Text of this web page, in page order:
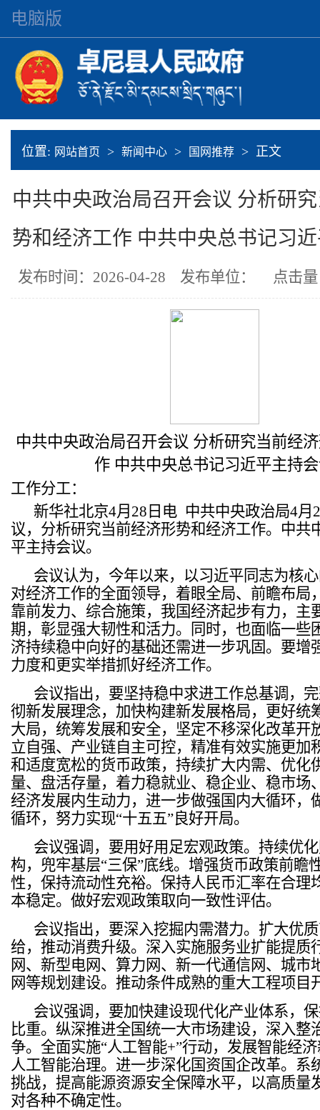
电脑版
位置: 网站首页 > 新闻中心 > 国网推荐 > 正文
中共中央政治局召开会议 分析研
势和经济工作 中共中央总书记习
发布时间：2026-04-28 发布单位： 点击
中共中央政治局召开会议 分析研究当前经
作 中共中央总书记习近平主持
工作分工：
新华社北京4月28日电 中共中央政治局4月
议，分析研究当前经济形势和经济工作。中共
平主持会议。
会议认为，今年以来，以习近平同志为核
对经济工作的全面领导，着眼全局、前瞻布局
靠前发力、综合施策，我国经济起步有力，主
期，彰显强大韧性和活力。同时，也面临一些
济持续稳中向好的基础还需进一步巩固。要增
力度和更实举措抓好经济工作。
会议指出，要坚持稳中求进工作总基调，
彻新发展理念，加快构建新发展格局，更好统
大局，统筹发展和安全，坚定不移深化改革开
立自强、产业链自主可控，精准有效实施更加
和适度宽松的货币政策，持续扩大内需、优化
量、盘活存量，着力稳就业、稳企业、稳市场
经济发展内生动力，进一步做强国内大循环，
循环，努力实现“十五五”良好开局。
会议强调，要用好用足宏观政策。持续优
构，兜牢基层“三保”底线。增强货币政策前瞻
性，保持流动性充裕。保持人民币汇率在合理
本稳定。做好宏观政策取向一致性评估。
会议指出，要深入挖掘内需潜力。扩大优
给，推动消费升级。深入实施服务业扩能提质
网、新型电网、算力网、新一代通信网、城市
网等规划建设。推动条件成熟的重大工程项目
会议强调，要加快建设现代化产业体系，
比重。纵深推进全国统一大市场建设，深入整
争。全面实施“人工智能+”行动，发展智能经
人工智能治理。进一步深化国资国企改革。系
挑战，提高能源资源安全保障水平，以高质量
对各种不确定性。